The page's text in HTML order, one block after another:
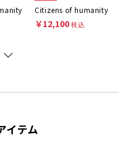
Citizens of humanity
￥12,100税込
イテム